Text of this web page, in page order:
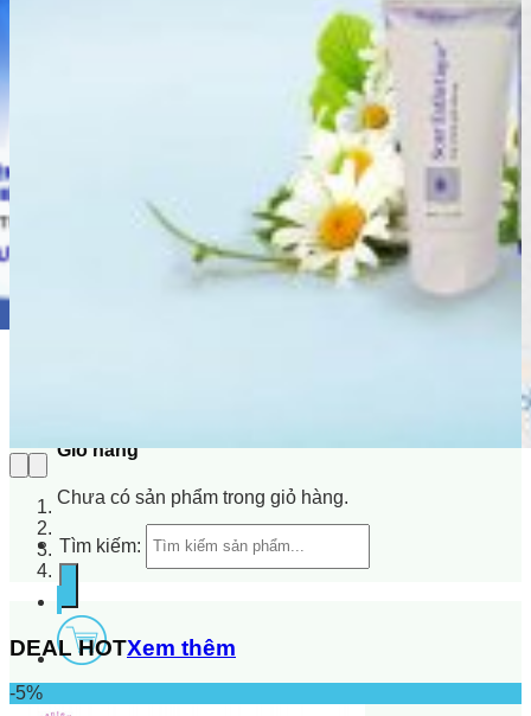
Giỏ hàng
Chưa có sản phẩm trong giỏ hàng.
Tìm kiếm:
DEAL HOTXem thêm
-5%